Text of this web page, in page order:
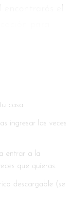
tener todo
con su
llevar
15 días,
clientas un
tus
y/o
casa.
ingresar las veces
entrar a la
que quieras.
descargable (se